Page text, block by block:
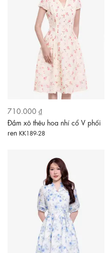
710.000 ₫
Đầm xô thêu hoa nhí cổ V phối
ren KK189-28